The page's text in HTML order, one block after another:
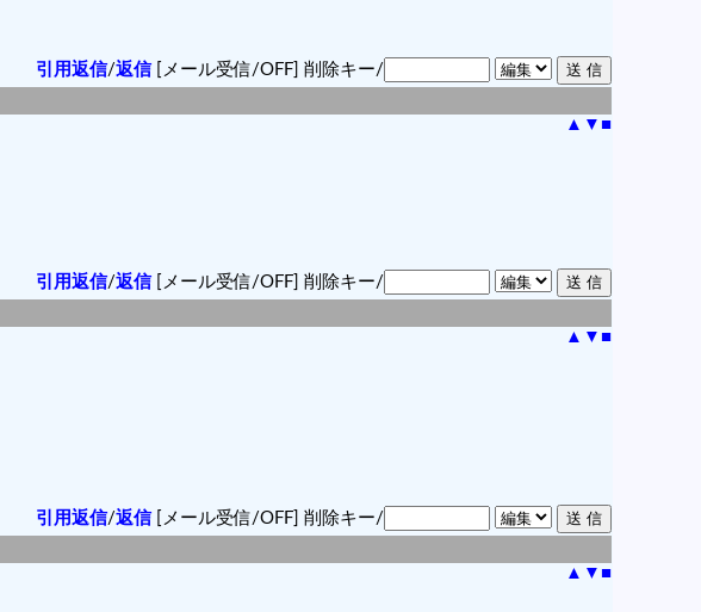
引用返信/返信[メール受信/OFF] 削除キー/
▲ ▼ ■
引用返信/返信[メール受信/OFF] 削除キー/
▲ ▼ ■
引用返信/返信[メール受信/OFF] 削除キー/
▲ ▼ ■